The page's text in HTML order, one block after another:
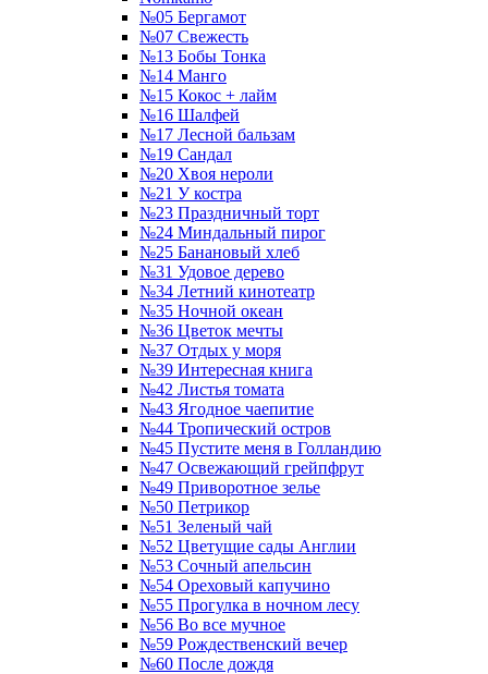
№05 Бергамот
№07 Свежесть
№13 Бобы Тонка
№14 Манго
№15 Кокос + лайм
№16 Шалфей
№17 Лесной бальзам
№19 Сандал
№20 Хвоя нероли
№21 У костра
№23 Праздничный торт
№24 Миндальный пирог
№25 Банановый хлеб
№31 Удовое дерево
№34 Летний кинотеатр
№35 Ночной океан
№36 Цветок мечты
№37 Отдых у моря
№39 Интересная книга
№42 Листья томата
№43 Ягодное чаепитие
№44 Тропический остров
№45 Пустите меня в Голландию
№47 Освежающий грейпфрут
№49 Приворотное зелье
№50 Петрикор
№51 Зеленый чай
№52 Цветущие сады Англии
№53 Сочный апельсин
№54 Ореховый капучино
№55 Прогулка в ночном лесу
№56 Во все мучное
№59 Рождественский вечер
№60 После дождя